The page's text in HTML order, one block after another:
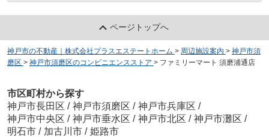
ページトップへ
神戸市の不動産｜株式会社プラスエステートホーム > 周辺施設案内 > 神戸市須
磨区 > 神戸市須磨区のコンビニエンスストア > ファミリーマート 須磨浦通店
市区町村から探す
神戸市長田区 / 神戸市須磨区 / 神戸市兵庫区 /
神戸市中央区 / 神戸市垂水区 / 神戸市北区 / 神戸市灘区 /
明石市 / 加古川市 / 姫路市